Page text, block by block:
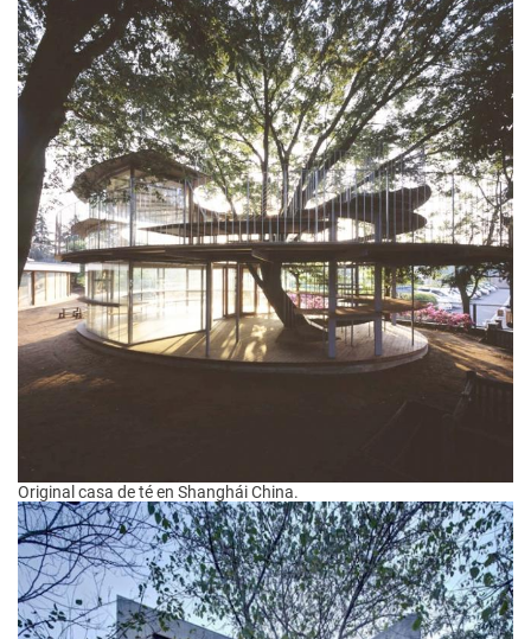
Original casa de té en Shanghái China.